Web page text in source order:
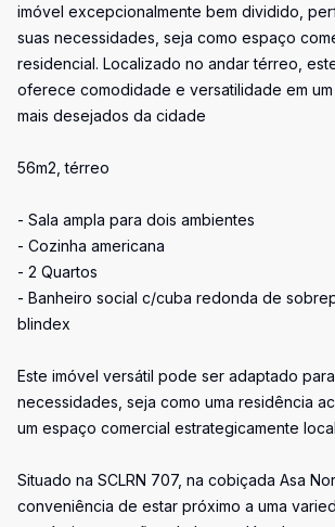
imóvel excepcionalmente bem dividido,
suas necessidades, seja como espaço
residencial. Localizado no andar térreo,
oferece comodidade e versatilidade em
mais desejados da cidade
56m2, térreo
- Sala ampla para dois ambientes
- Cozinha americana
- 2 Quartos
- Banheiro social c/cuba redonda de
blindex
Este imóvel versátil pode ser adaptado
necessidades, seja como uma residência
um espaço comercial estrategicamente
Situado na SCLRN 707, na cobiçada Asa
conveniência de estar próximo a uma